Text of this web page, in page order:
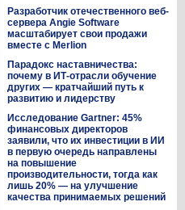
Разработчик отечественного веб-
сервера Angie Software
масштабирует свои продажи
вместе с Merlion
Парадокс наставничества:
почему в ИТ-отрасли обучение
других — кратчайший путь к
развитию и лидерству
Исследование Gartner: 45%
финансовых директоров
заявили, что их инвестиции в ИИ
в первую очередь направлены
на повышение
производительности, тогда как
лишь 20% — на улучшение
качества принимаемых решений